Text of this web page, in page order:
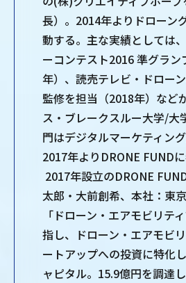
長）。2014年よりドローン
動する。主な実績としては
ーコンテスト2016 準グラ
年）、読売テレビ・ドロー
監修を担当（2018年）など
ス・ブレークスルー大学/大
門はデジタルマーケティング
2017年よりDRONE FUNDに
2017年設立のDRONE
太郎・大前創希、本社：東
「ドローン・エアモビリテ
指し、ドローン・エアモビ
ートアップへの投資に特化
ャピタル。15.9億円を調達